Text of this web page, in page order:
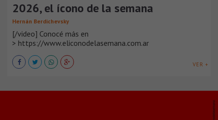
2026, el ícono de la semana
Hernán Berdichevsky
[/video] Conocé más en
> https://www.eliconodelasemana.com.ar
VER +